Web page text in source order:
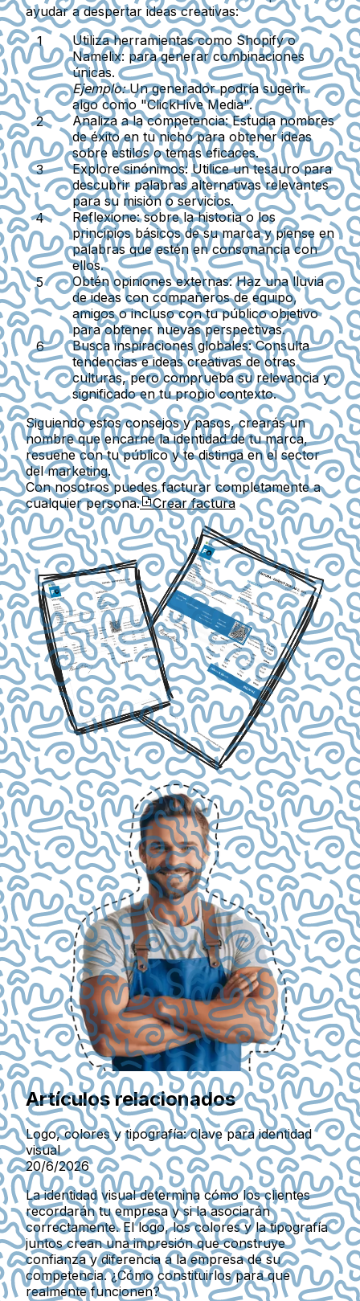
ayudar a despertar ideas creativas:
Utiliza herramientas como Shopify o
Namelix: para generar combinaciones
únicas.
Ejemplo:Un generador podría sugerir
algo como "ClickHive Media".
Analiza a la competencia:Estudia nombres
de éxito en tu nicho para obtener ideas
sobre estilos o temas eficaces.
Explore sinónimos: Utilice un tesauro para
descubrir palabras alternativas relevantes
para su misión o servicios.
Reflexione:sobre la historia o los
principios básicos de su marca y piense en
palabras que estén en consonancia con
ellos.
Obtén opiniones externas:Haz una lluvia
de ideas con compañeros de equipo,
amigos o incluso con tu público objetivo
para obtener nuevas perspectivas.
Busca inspiraciones globales:Consulta
tendencias e ideas creativas de otras
culturas, pero comprueba su relevancia y
significado en tu propio contexto.
Siguiendo estos consejos y pasos, crearás un
nombre que encarne la identidad de tu marca,
resuene con tu público y te distinga en el sector
del marketing.
Con nosotros puedes facturar completamente a
cualquier persona.
Crear factura
Artículos relacionados
Logo, colores y tipografía: clave para identidad
visual
20/6/2026
La identidad visual determina cómo los clientes
recordarán tu empresa y si la asociarán
correctamente. El logo, los colores y la tipografía
juntos crean una impresión que construye
confianza y diferencia a la empresa de su
competencia. ¿Cómo constituirlos para que
realmente funcionen?